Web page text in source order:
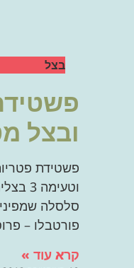
בצל
ובצל
פשטידת
פורטבלו –
קרא עוד »